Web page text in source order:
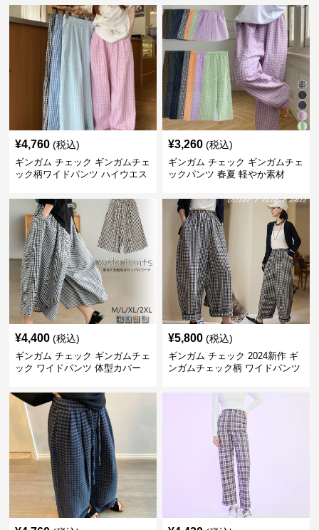
¥4,760 (税込)
ギンガム チェック ギンガムチェ
ック柄ワイドパンツ ハイウエス
¥3,260 (税込)
ギンガム チェック ギンガムチェ
ックパンツ 春夏 軽やか素材
¥4,400 (税込)
ギンガム チェック ギンガムチェ
ック ワイドパンツ 体型カバー
¥5,800 (税込)
ギンガム チェック 2024新作 ギ
ンガムチェック柄 ワイドパンツ